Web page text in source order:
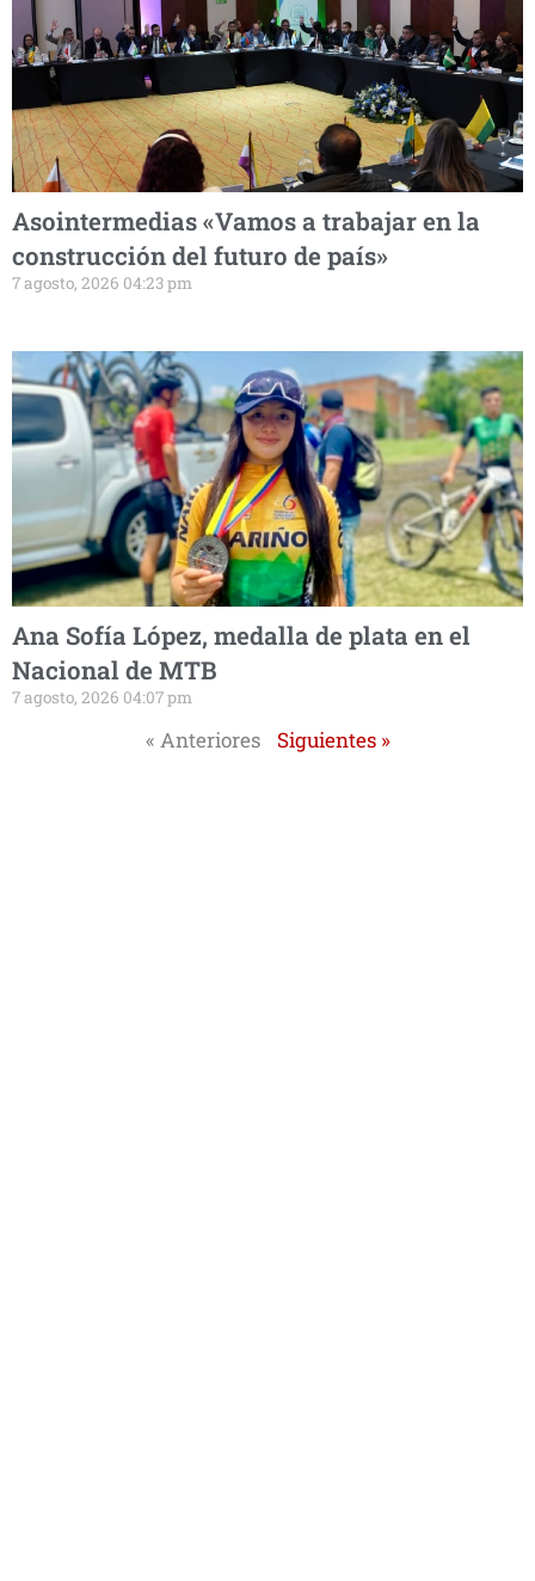
Asointermedias «Vamos a trabajar en la
construcción del futuro de país»
7 agosto, 2026 04:23 pm
Ana Sofía López, medalla de plata en el
Nacional de MTB
7 agosto, 2026 04:07 pm
« Anteriores Siguientes »